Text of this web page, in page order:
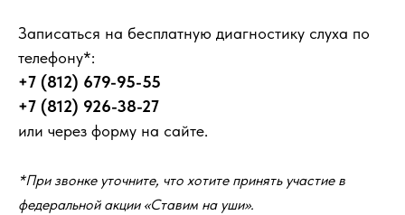
Записаться на бесплатную диагностику слуха по
телефону*:
+7 (812) 679-95-55
+7 (812) 926-38-27
или через форму на сайте.
*При звонке уточните, что хотите принять участие в
федеральной акции «Ставим на уши».